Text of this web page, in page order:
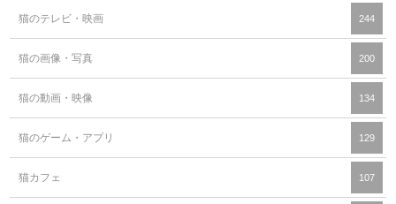
猫のテレビ・映画 244
猫の画像・写真 200
猫の動画・映像 134
猫のゲーム・アプリ 129
猫カフェ 107